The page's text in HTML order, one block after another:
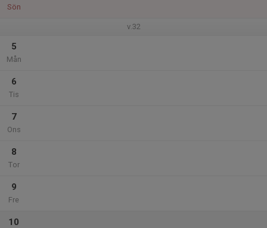
Sön
v.32
5
Mån
6
Tis
7
Ons
8
Tor
9
Fre
10